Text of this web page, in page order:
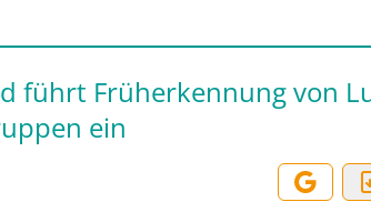
führt Früherkennung von
ein